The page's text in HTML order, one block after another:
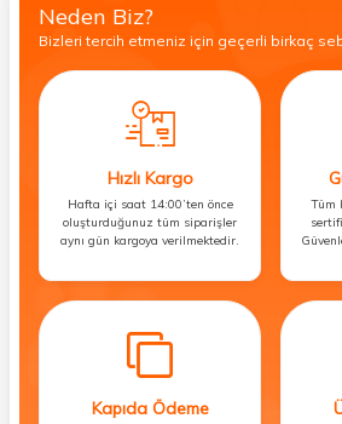
Neden Biz?
Bizleri tercih etmeniz için geçerli birkaç
Hızlı Kargo
Hafta içi saat 14:00’ten önce
oluşturduğunuz tüm siparişler
aynı gün kargoya verilmektedir.
Tüm
Kapıda Ödeme